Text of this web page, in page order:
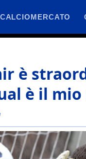
CALCIOMERCATO
è
è il